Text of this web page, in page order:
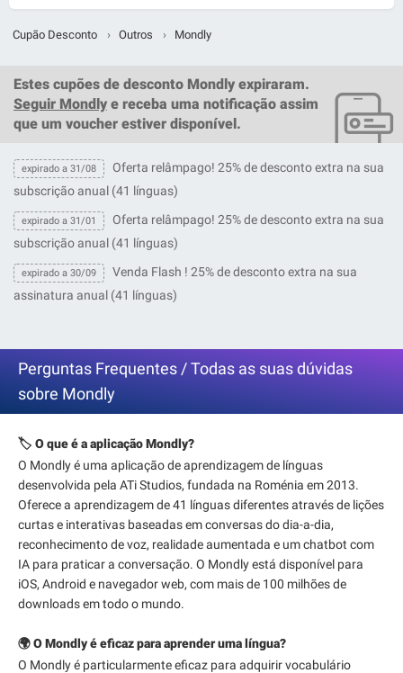
Cupão Desconto › Outros › Mondly
Estes cupões de desconto Mondly expiraram.
Seguir Mondly e receba uma notificação assim
que um voucher estiver disponível.
expirado a 31/08
Oferta relâmpago! 25% de desconto extra na sua
subscrição anual (41 línguas)
expirado a 31/01
Oferta relâmpago! 25% de desconto extra na sua
subscrição anual (41 línguas)
expirado a 30/09
Venda Flash ! 25% de desconto extra na sua
assinatura anual (41 línguas)
Perguntas Frequentes / Todas as suas dúvidas
sobre Mondly
🏷️ O que é a aplicação Mondly?
O Mondly é uma aplicação de aprendizagem de línguas
desenvolvida pela ATi Studios, fundada na Roménia em 2013.
Oferece a aprendizagem de 41 línguas diferentes através de lições
curtas e interativas baseadas em conversas do dia-a-dia,
reconhecimento de voz, realidade aumentada e um chatbot com
IA para praticar a conversação. O Mondly está disponível para
iOS, Android e navegador web, com mais de 100 milhões de
downloads em todo o mundo.
🌍 O Mondly é eficaz para aprender uma língua?
O Mondly é particularmente eficaz para adquirir vocabulário